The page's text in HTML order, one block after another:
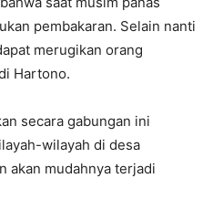
pembakaran. Selain nanti
merugikan orang
Hartono.
secara gabungan ini
wilayah di desa
akan mudahnya terjadi